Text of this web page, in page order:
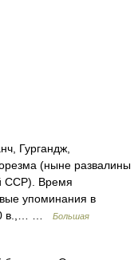
Гургандж,
(ныне развалины
ССР). Время
упоминания в
в.,… …
Большая